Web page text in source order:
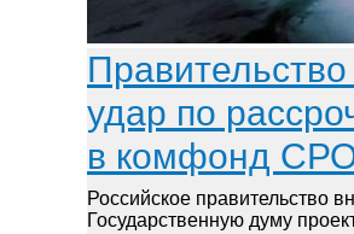
Правительство
удар по
в комфонд
Российское правительство
Государственную думу